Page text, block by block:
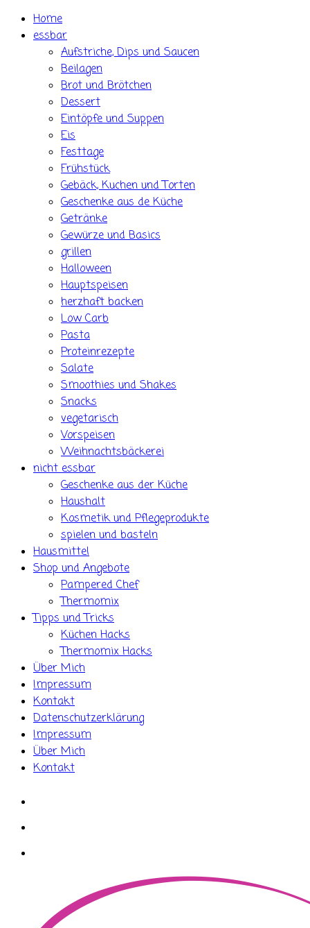
Skip Home
essbar
Aufstriche, Dips und Saucen
Beilagen
Brot und Brötchen
Dessert
Eintöpfe und Suppen
Eis
Festtage
Frühstück
Gebäck, Kuchen und Torten
Geschenke aus de Küche
Getränke
Gewürze und Basics
grillen
Halloween
Hauptspeisen
herzhaft backen
Low Carb
Pasta
Proteinrezepte
Salate
Smoothies und Shakes
Snacks
vegetarisch
Vorspeisen
Weihnachtsbäckerei
nicht essbar
Geschenke aus der Küche
Haushalt
Kosmetik und Pflegeprodukte
spielen und basteln
Hausmittel
Shop und Angebote
Pampered Chef
Thermomix
Tipps und Tricks
Küchen Hacks
Thermomix Hacks
Über Mich
Impressum
Kontakt
Datenschutzerklärung
Impressum
Über Mich
Kontakt